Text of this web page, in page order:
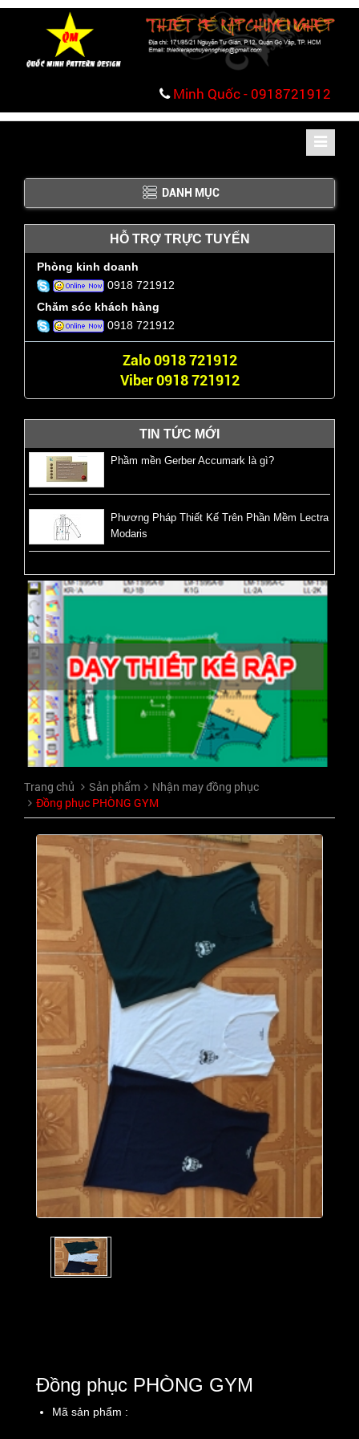
Minh Quốc - 0918721912
Toggle
DANH MỤC
HỖ TRỢ TRỰC TUYẾN
Phòng kinh doanh
0918 721912
Chăm sóc khách hàng
0918 721912
Zalo 0918 721912
Viber 0918 721912
TIN TỨC MỚI
Phầm mền Gerber Accumark là gì?
Phương Pháp Thiết Kế Trên Phần Mềm Lectra
Modaris
Trang chủ Sản phẩm
Nhận may đồng phục
Đồng phục PHÒNG GYM
Đồng phục PHÒNG GYM
Mã sản phẩm :